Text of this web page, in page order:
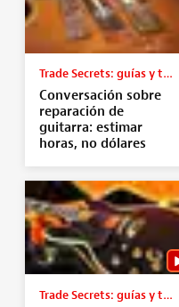
Trade Secrets: guías y tutoriales
Conversación sobre
reparación de
guitarra: estimar
horas, no dólares
Trade Secrets: guías y tutoriales